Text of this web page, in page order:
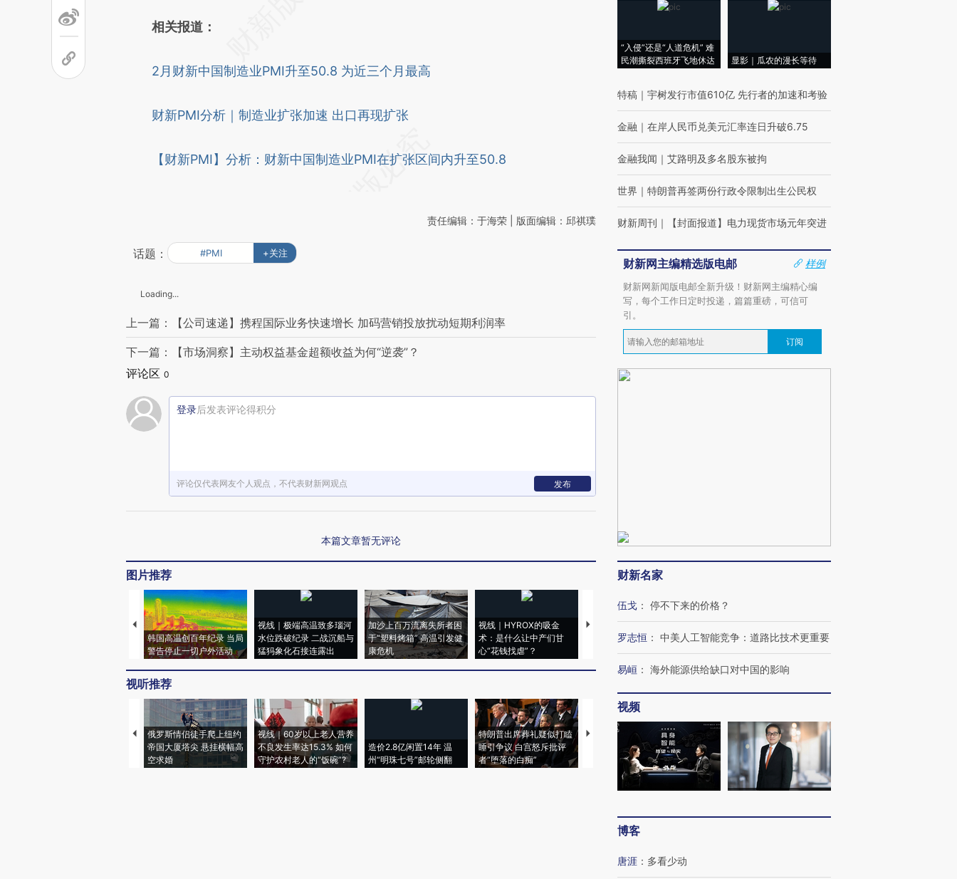
相关报道：
2月财新中国制造业PMI升至50.8 为近三个月最高
财新PMI分析｜制造业扩张加速 出口再现扩张
【财新PMI】分析：财新中国制造业PMI在扩张区间内升至50.8
责任编辑：于海荣 | 版面编辑：邱祺璞
话题： #PMI +关注
Loading...
上一篇：【公司速递】携程国际业务快速增长 加码营销投放扰动短期利润率
下一篇：【市场洞察】主动权益基金超额收益为何“逆袭”？
评论区 0
登录后发表评论得积分
评论仅代表网友个人观点，不代表财新网观点 发布
本篇文章暂无评论
图片推荐
韩国高温创百年纪录 当局
警告停止一切户外活动
视线｜极端高温致多瑙河
水位跌破纪录 二战沉船与
猛犸象化石接连露出
加沙上百万流离失所者困
于“塑料烤箱” 高温引发健
康危机
视线｜HYROX的吸金
术：是什么让中产们甘
心“花钱找虐”？
马航飞行员跨国走私7万
粒摇头丸 尿检体内含3种
视线｜被称为“蟑螂”的印
度Z世代 用街头抗争将教
育部长拱下台
视线｜“入侵”还是“人道危
机”？难民潮撕裂西班牙
飞地休达
视听推荐
俄罗斯情侣徒手爬上纽约
帝国大厦塔尖 悬挂横幅高
空求婚
视线｜60岁以上老人营养
不良发生率达15.3% 如何
守护农村老人的“饭碗”?
造价2.8亿闲置14年 温
州“明珠七号”邮轮侧翻
特朗普出席葬礼疑似打瞌
睡引争议 白宫怒斥批评
者“堕落的白痴”
视线｜全球最热百城独占
97个 印度如何熬过48°C
38岁梅西上演帽子戏法
阿根廷3-0阿尔及利亚
韩国高温创百年纪录 当局
警告停止一切户外活动
“入侵”还是“人道危机” 难
民潮撕裂西班牙飞地休达
显影｜瓜农的漫长等待
特稿 ｜ 宇树发行市值610亿 先行者的加速和考验
金融 ｜ 在岸人民币兑美元汇率连日升破6.75
金融我闻 ｜ 艾路明及多名股东被拘
世界 ｜ 特朗普再签两份行政令限制出生公民权
财新周刊 ｜ 【封面报道】电力现货市场元年突进
财新网主编精选版电邮
样例
财新网新闻版电邮全新升级！财新网主编精心编
写，每个工作日定时投递，篇篇重磅，可信可
引。
订阅
财新名家
伍戈 ： 停不下来的价格？
罗志恒 ： 中美人工智能竞争：道路比技术更重要
易峘 ： 海外能源供给缺口对中国的影响
视频
博客
唐涯 ： 多看少动